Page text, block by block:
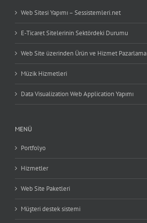
Web Sitesi Yapımı – Sessistemleri.net
E-Ticaret Sitelerinin Sektördeki Durumu
Web Site üzerinden Ürün ve Hizmet Pazarlama
Müzik Hizmetleri
Data Visualization Web Application Yapımı
MENÜ
Portfolyo
Hizmetler
Web Site Paketleri
Müşteri destek sistemi